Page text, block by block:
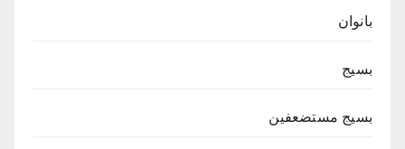
بانوان
بسیج
بسیج مستضعفین